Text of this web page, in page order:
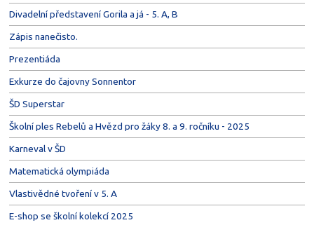
Divadelní představení Gorila a já - 5. A, B
Zápis nanečisto.
Prezentiáda
Exkurze do čajovny Sonnentor
ŠD Superstar
Školní ples Rebelů a Hvězd pro žáky 8. a 9. ročníku - 2025
Karneval v ŠD
Matematická olympiáda
Vlastivědné tvoření v 5. A
E-shop se školní kolekcí 2025